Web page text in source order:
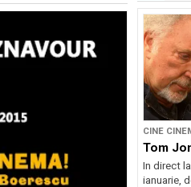
CINE
Tom
In direct
ianuarie,